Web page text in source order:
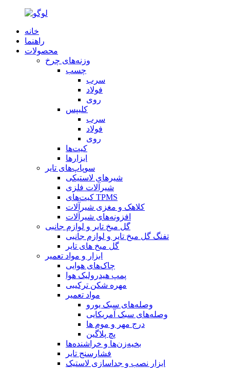
خانه
راهنما
محصولات
وزنه‌های چرخ
چسب
سرب
فولاد
روی
کلیپس
سرب
فولاد
روی
کیت‌ها
ابزارها
سوپاپ‌های تایر
شیرهای لاستیکی
شیرآلات فلزی
کیت‌های TPMS
کلاهک و مغزی شیرآلات
افزونه‌های شیرآلات
گل میخ تایر و لوازم جانبی
تفنگ گل میخ تایر و لوازم جانبی
گل میخ های تایر
ابزار و مواد تعمیر
چاک‌های هوایی
پمپ هیدرولیک هوا
مهره شکن ترکیبی
مواد تعمیر
وصله‌های سبک یورو
وصله‌های سبک آمریکایی
درج مهر و موم ها
پچ پلاگین
بخیه‌زن‌ها و خراشنده‌ها
فشارسنج تایر
ابزار نصب و جداسازی لاستیک